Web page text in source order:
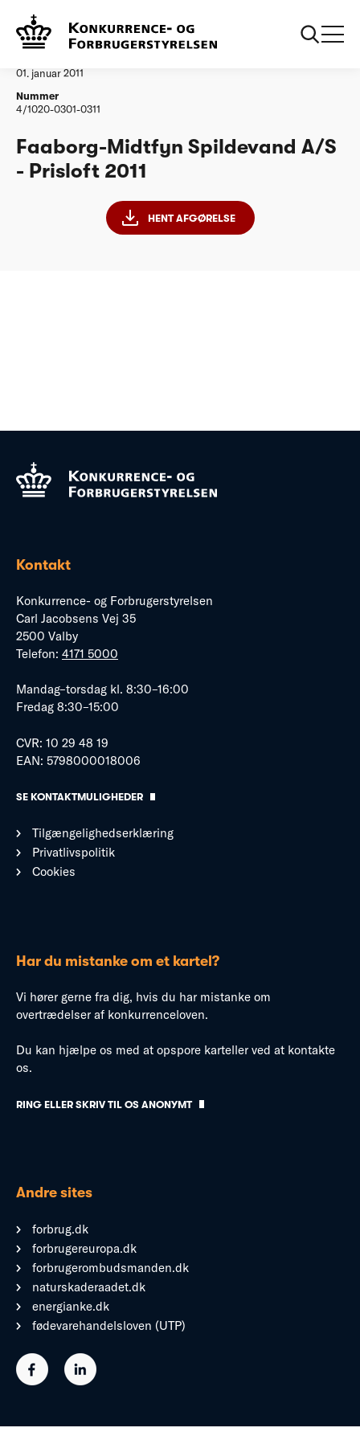
Vandtilsyn
01. januar 2011
Nummer
4/1020-0301-0311
Faaborg-Midtfyn Spildevand A/S
- Prisloft 2011
HENT AFGØRELSE
Kontakt
Konkurrence- og Forbrugerstyrelsen
Carl Jacobsens Vej 35
2500 Valby
Telefon: 4171 5000
Mandag–torsdag kl. 8:30–16:00
Fredag 8:30–15:00
CVR: 10 29 48 19
EAN: 5798000018006
SE KONTAKTMULIGHEDER
Tilgængelighedserklæring
Privatlivspolitik
Cookies
Har du mistanke om et kartel?
Vi hører gerne fra dig, hvis du har mistanke om
overtrædelser af konkurrenceloven.
Du kan hjælpe os med at opspore karteller ved at kontakte
os.
RING ELLER SKRIV TIL OS ANONYMT
Andre sites
forbrug.dk
forbrugereuropa.dk
forbrugerombudsmanden.dk
naturskaderaadet.dk
energianke.dk
fødevarehandelsloven (UTP)